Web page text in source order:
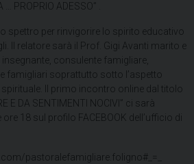
… PROPRIO ADESSO” .
spettro per rinvigorire lo spirito educativo
Il relatore sarà il Prof. Gigi Avanti marito e
consulente famigliare,
famigliari soprattutto sotto l’aspetto
Il primo incontro online dal titolo
E DA SENTIMENTI NOCIVI” ci sarà
18 sul profilo FACEBOOK dell’ufficio di
pastoralefamigliare.foligno#_=_